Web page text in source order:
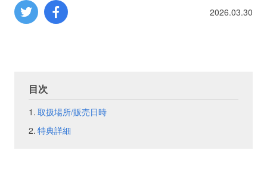
2026.03.30
目次
取扱場所/販売日時
特典詳細
お問い合わせ